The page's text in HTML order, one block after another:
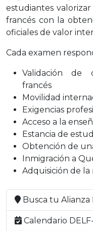
estudiantes
francés con la
oficiales de valor
Cada examen
Validación de
francés
Movilidad
Exigencias
Acceso a la
Estancia de
Obtención de
Inmigración a
Adquisición de la
Busca tu Alianza
Calendario